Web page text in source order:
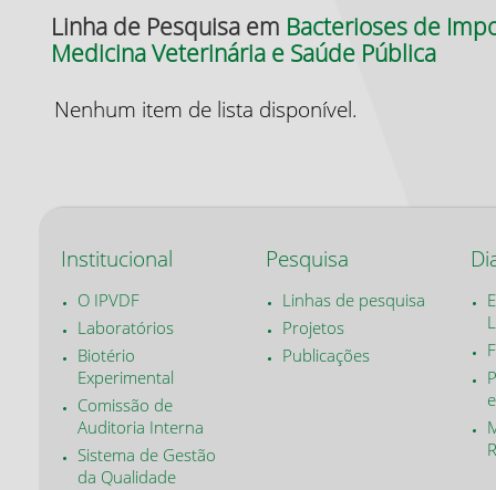
Linha de Pesquisa em Bacterioses de
Medicina Veterinária e Saúde Pública
Nenhum item de lista disponível.
Institucional
O IPVDF
Laboratórios
Biotério
Experimental
Comissão de
Auditoria Interna
Sistema de Gestão
da Qualidade
Pesquisa
Linhas de pesquisa
Projetos
Publicações